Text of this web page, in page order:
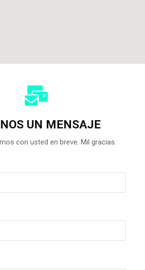
UN MENSAJE
con usted en breve. Mil gracias.